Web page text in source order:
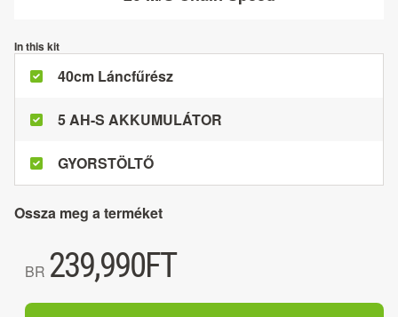
In this kit
40cm Láncfűrész
5 AH-S AKKUMULÁTOR
GYORSTÖLTŐ
Ossza meg a terméket
BR 239,990FT